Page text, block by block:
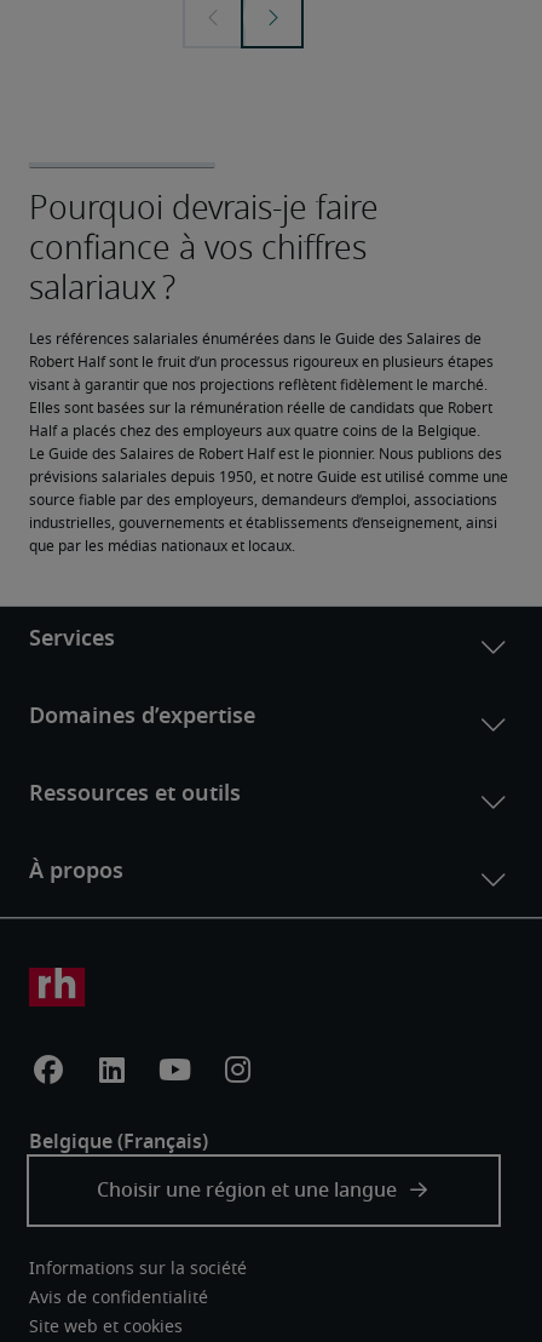
Les références salariales énumérées dans le Guide des Salaires de
Robert Half sont le fruit d’un processus rigoureux en plusieurs étapes
visant à garantir que nos projections reflètent fidèlement le marché.
Elles sont basées sur la rémunération réelle de candidats que Robert
Half a placés chez des employeurs aux quatre coins de la Belgique.
Le Guide des Salaires de Robert Half est le pionnier. Nous publions des
prévisions salariales depuis 1950, et notre Guide est utilisé comme une
source fiable par des employeurs, demandeurs d’emploi, associations
industrielles, gouvernements et établissements d’enseignement, ainsi
que par les médias nationaux et locaux.
Informations sur la société
Avis de confidentialité
Site web et cookies